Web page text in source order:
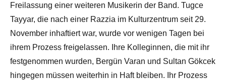
Freilassung einer weiteren Musikerin der Band. Tugce
Tayyar, die nach einer Razzia im Kulturzentrum seit 29.
November inhaftiert war, wurde vor wenigen Tagen bei
ihrem Prozess freigelassen. Ihre Kolleginnen, die mit ihr
festgenommen wurden, Bergün Varan und Sultan Gökcek
hingegen müssen weiterhin in Haft bleiben. Ihr Prozess